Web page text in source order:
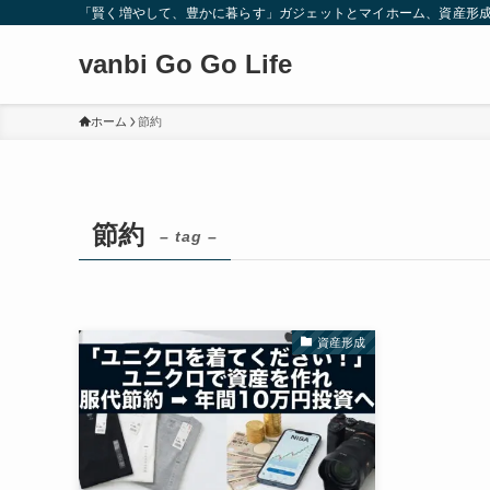
「賢く増やして、豊かに暮らす」ガジェットとマイホーム、資産形成
vanbi Go Go Life
ホーム 節約
節約 – tag –
資産形成